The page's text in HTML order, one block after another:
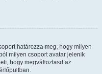
határozza meg, hogy milyen
milyen csoport avatar jelenik
hogy megváltoztasd az